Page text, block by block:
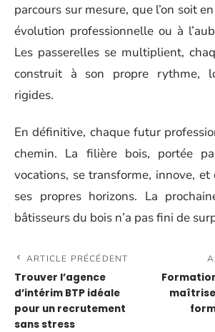
parcours sur mesure, que l’on soit
évolution professionnelle ou à
Les passerelles se multiplient,
construit à son propre rythme,
rigides.
En définitive, chaque futur
chemin. La filière bois, portée
vocations, se transforme, innove, et
ses propres horizons. La
bâtisseurs du bois n’a pas fini de
ARTICLE PRÉCÉDENT
Trouver l’agence
d’intérim BTP idéale
pour un recrutement
sans stress